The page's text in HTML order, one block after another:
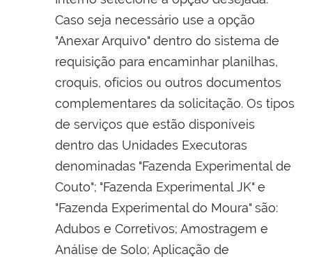
Caso seja necessário use a opção
"Anexar Arquivo" dentro do sistema de
requisição para encaminhar planilhas,
croquis, ofícios ou outros documentos
complementares da solicitação. Os tipos
de serviços que estão disponíveis
dentro das Unidades Executoras
denominadas "Fazenda Experimental de
Couto"; "Fazenda Experimental JK" e
"Fazenda Experimental do Moura" são:
Adubos e Corretivos; Amostragem e
Análise de Solo; Aplicação de